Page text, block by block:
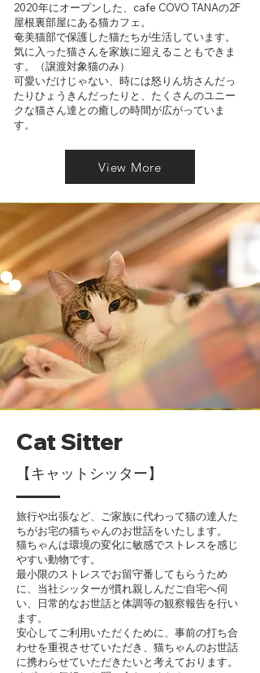
現在では、地元の方から観光のお客さま、
お一人様から家族連れまで、本当に多くのお
客様にご愛顧いただいており、大変感謝いた
しております。
2021年夏に世界自然遺産として登録された
奄美大島ですが、数十年前に比べれば開発や
インフラですっかり様変わりして、大好きだ
った白い砂浜や海の恵み・森の姿も、今では
観ることも、収穫し味わうことも出来なくな
った物がたくさんあります。
史を後世まで残せるようお手伝いをして参り
たいと思います。
そんな素朴で実直な故郷への想いから始ま
ったCOVO TANA、奄美猫部、gattiを、これ
からもどうぞよろしくお願いいたします。
2020年にオープンした、cafe COVO TANAの2F
屋根裏部屋にある猫カフェ。
奄美猫部で保護した猫たちが生活しています。
気に入った猫さんを家族に迎えることもできま
す。
​（譲渡対象猫のみ）
可愛いだけじゃない、時には怒りん坊さんだっ
たりひょうきんだったりと、たくさんのユニー
クな猫さん達との癒しの時間が広がっていま
す。
View More
Cat Sitter
【キャットシッター】
旅行や出張など、ご家族に代わって猫の達人た
ちがお宅の猫ちゃんのお世話をいたします。
猫ちゃんは環境の変化に敏感でストレスを感じ
やすい動物です。
最小限のストレスでお留守番してもらうため
に、当社シッターが慣れ親しんだご自宅へ伺
い、日常的なお世話と体調等の観察報告を行い
ます。
安心してご利用いただくために、事前の打ち合
わせを重視させていただき、猫ちゃんのお世話
に携わらせていただきたいと考えております。